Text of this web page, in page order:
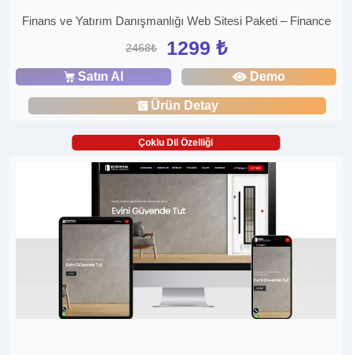
Finans ve Yatırım Danışmanlığı Web Sitesi Paketi – Finance
2468₺ 1299 ₺
Satın Al Demo
Ürün Detay
Çoklu Dil Özelliği